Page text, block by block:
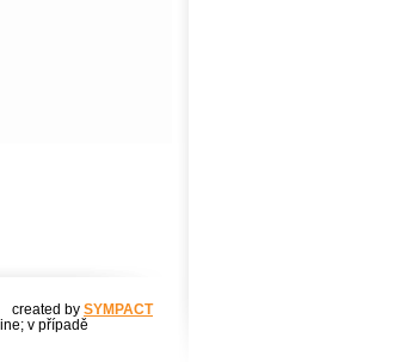
created by SYMPACT
v případě